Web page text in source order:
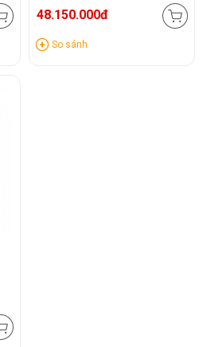
48.150.000đ
So sánh